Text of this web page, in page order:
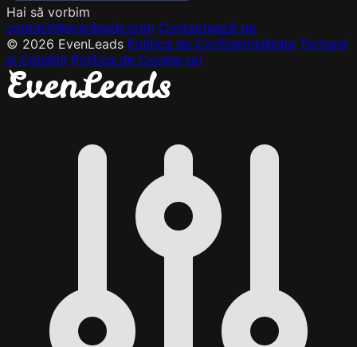
Hai să vorbim
contact@evenleads.com Contactează-ne
© 2026 EvenLeads Politica de Confidențialitate Termeni
și Condiții Politica de Cookie-uri
EvenLeads